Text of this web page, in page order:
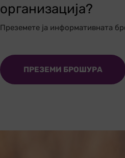
организација?
Преземете ја информативната
ПРЕЗЕМИ БРОШУРА